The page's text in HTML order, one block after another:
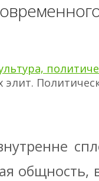
общность,